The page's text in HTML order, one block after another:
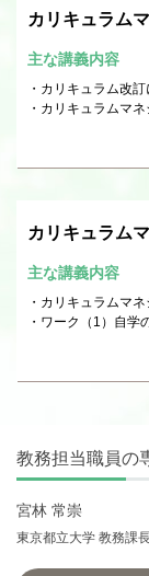
カリキュラム
主な講義内容
カリキュラム改
カリキュラムマ
カリキュラム
主な講義内容
カリキュラムマ
ワーク（1）自学
教務担当職員の
宮林 常崇
東京都立大学 教務課